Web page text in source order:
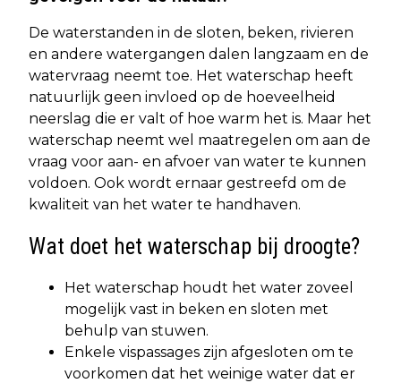
De waterstanden in de sloten, beken, rivieren
en andere watergangen dalen langzaam en de
watervraag neemt toe. Het waterschap heeft
natuurlijk geen invloed op de hoeveelheid
neerslag die er valt of hoe warm het is. Maar het
waterschap neemt wel maatregelen om aan de
vraag voor aan- en afvoer van water te kunnen
voldoen. Ook wordt ernaar gestreefd om de
kwaliteit van het water te handhaven.
Wat doet het waterschap bij droogte?
Het waterschap houdt het water zoveel
mogelijk vast in beken en sloten met
behulp van stuwen.
Enkele vispassages zijn afgesloten om te
voorkomen dat het weinige water dat er